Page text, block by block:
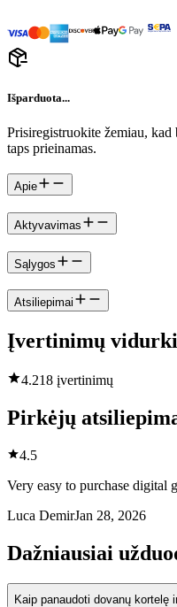
Išparduota...
Prisiregistruokite žemiau,
taps prieinamas.
Apie
Aktyvavimas
Sąlygos
Atsiliepimai
Įvertinimų
4.218 įvertinimų
Pirkėjų
4.5
Very easy to purchase digital
Luca DemirJan 28, 2026
Dažniausiai
Kaip panaudoti dovanų kortelę